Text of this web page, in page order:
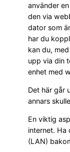
använder
den via
dator som
har du
kan du,
upp via din
enhet med
Det här går
annars
En viktig
internet. Ha
(LAN)